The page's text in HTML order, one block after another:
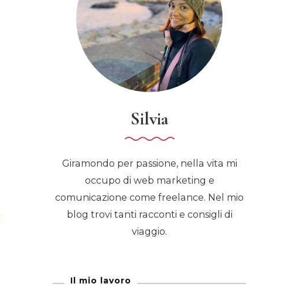
Silvia
Giramondo per passione, nella vita mi
occupo di web marketing e
comunicazione come freelance. Nel mio
blog trovi tanti racconti e consigli di
viaggio.
Il mio lavoro